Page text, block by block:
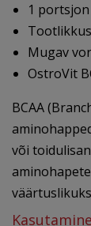
1
Mugav
OstroVit
BCAA
või